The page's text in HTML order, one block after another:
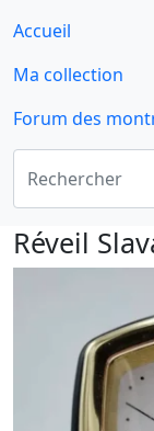
Accueil
Ma collection
Forum des
Réveil